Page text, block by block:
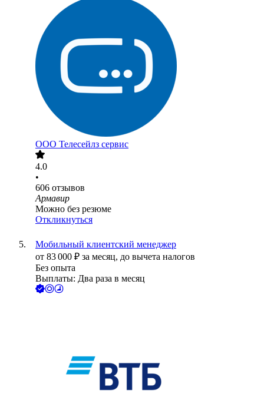
ООО Телесейлз сервис
4.0
•
606 отзывов
Армавир
Можно без резюме
Откликнуться
Мобильный клиентский менеджер
от 83 000 ₽ за месяц, до вычета налогов
Без опыта
Выплаты: Два раза в месяц